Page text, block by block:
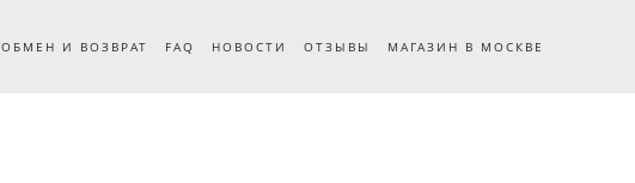
ОБМЕН И ВОЗВРАТ FAQ НОВОСТИ ОТЗЫВЫ МАГАЗИН В МОСКВЕ